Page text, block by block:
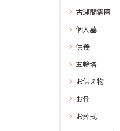
古瀬間霊園
個人墓
供養
五輪塔
お供え物
お骨
お葬式